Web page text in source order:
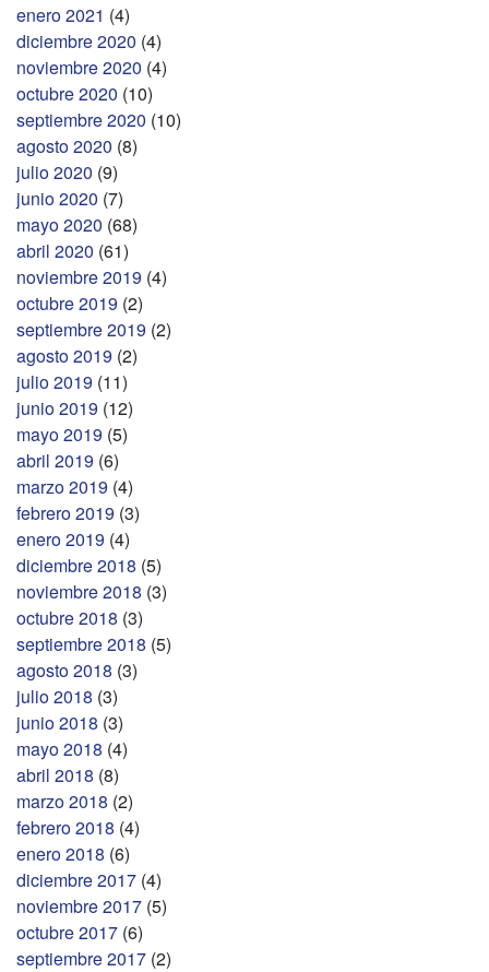
enero 2021 (4)
diciembre 2020 (4)
noviembre 2020 (4)
octubre 2020 (10)
septiembre 2020 (10)
agosto 2020 (8)
julio 2020 (9)
junio 2020 (7)
mayo 2020 (68)
abril 2020 (61)
noviembre 2019 (4)
octubre 2019 (2)
septiembre 2019 (2)
agosto 2019 (2)
julio 2019 (11)
junio 2019 (12)
mayo 2019 (5)
abril 2019 (6)
marzo 2019 (4)
febrero 2019 (3)
enero 2019 (4)
diciembre 2018 (5)
noviembre 2018 (3)
octubre 2018 (3)
septiembre 2018 (5)
agosto 2018 (3)
julio 2018 (3)
junio 2018 (3)
mayo 2018 (4)
abril 2018 (8)
marzo 2018 (2)
febrero 2018 (4)
enero 2018 (6)
diciembre 2017 (4)
noviembre 2017 (5)
octubre 2017 (6)
septiembre 2017 (2)